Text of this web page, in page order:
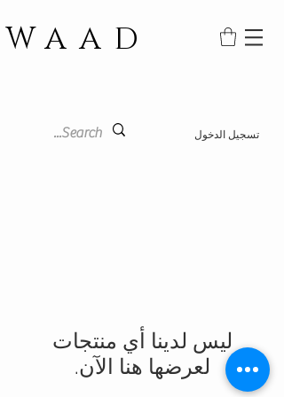
WAAD
تسجيل الدخول
لعرضها هنا الآن.